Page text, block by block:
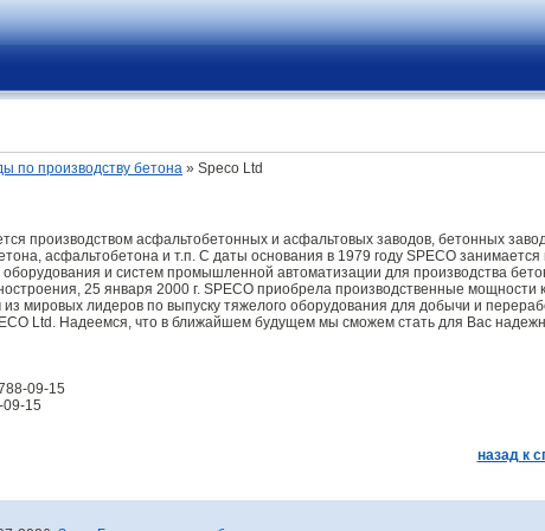
по производству бетона » Speco Ltd
производством асфальтобетонных и асфальтовых заводов, бетонных
асфальтобетона и т.п. С даты основания в 1979 году SPECO
оборудования и систем промышленной автоматизации для производства
25 января 2000 г. SPECO приобрела производственные
мировых лидеров по выпуску тяжелого оборудования для добычи и
Ltd. Надеемся, что в ближайшем будущем мы сможем стать для Вас
09-15
09-15
назад к